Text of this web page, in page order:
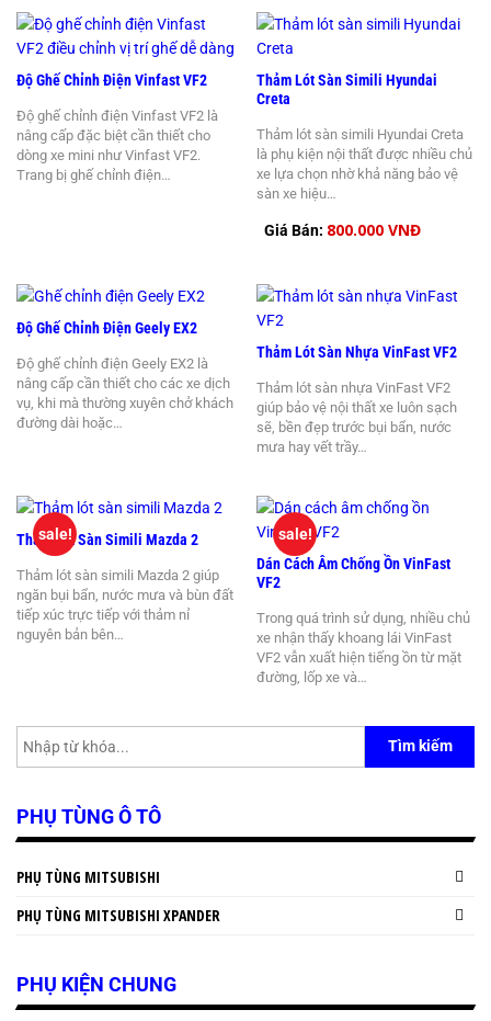
Độ Ghế Chỉnh Điện Vinfast VF2
Độ ghế chỉnh điện Vinfast VF2 là
nâng cấp đặc biệt cần thiết cho
dòng xe mini như Vinfast VF2.
Trang bị ghế chỉnh điện…
Thảm Lót Sàn Simili Hyundai
Creta
Thảm lót sàn simili Hyundai Creta
là phụ kiện nội thất được nhiều chủ
xe lựa chọn nhờ khả năng bảo vệ
sàn xe hiệu…
Giá Bán: 800.000 VNĐ
Độ Ghế Chỉnh Điện Geely EX2
Độ ghế chỉnh điện Geely EX2 là
nâng cấp cần thiết cho các xe dịch
vụ, khi mà thường xuyên chở khách
đường dài hoặc…
Thảm Lót Sàn Nhựa VinFast VF2
Thảm lót sàn nhựa VinFast VF2
giúp bảo vệ nội thất xe luôn sạch
sẽ, bền đẹp trước bụi bẩn, nước
mưa hay vết trầy…
Thảm Lót Sàn Simili Mazda 2
Thảm lót sàn simili Mazda 2 giúp
ngăn bụi bẩn, nước mưa và bùn đất
tiếp xúc trực tiếp với thảm nỉ
nguyên bản bên…
sale!
Dán Cách Âm Chống Ồn VinFast
VF2
Trong quá trình sử dụng, nhiều chủ
xe nhận thấy khoang lái VinFast
VF2 vẫn xuất hiện tiếng ồn từ mặt
đường, lốp xe và…
sale!
Tìm kiếm
PHỤ TÙNG Ô TÔ
PHỤ TÙNG MITSUBISHI
PHỤ TÙNG MITSUBISHI XPANDER
PHỤ KIỆN CHUNG